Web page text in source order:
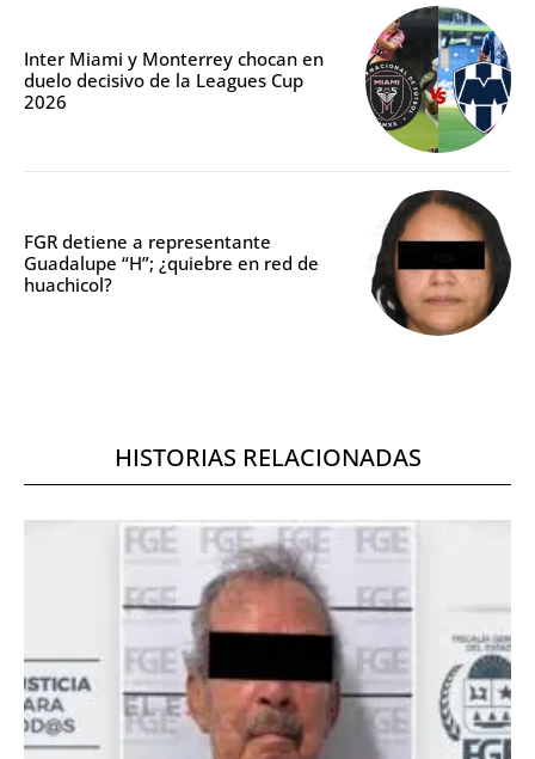
Inter Miami y Monterrey chocan en
duelo decisivo de la Leagues Cup
2026
FGR detiene a representante
Guadalupe “H”; ¿quiebre en red de
huachicol?
HISTORIAS RELACIONADAS